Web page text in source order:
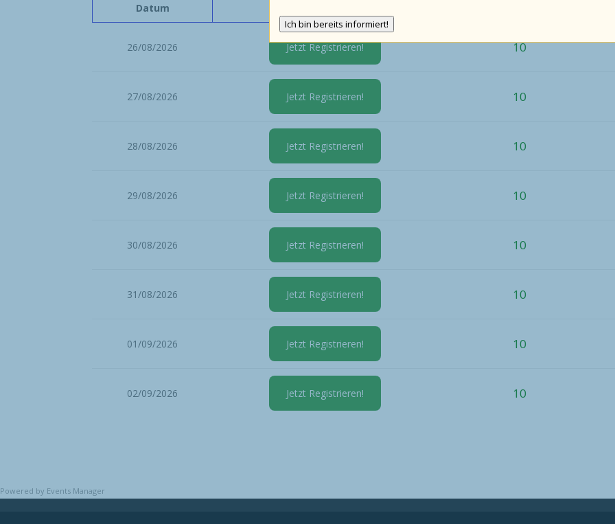
Ich bin bereits informiert!
Datum
26/08/2026 Jetzt Registrieren! 10
27/08/2026 Jetzt Registrieren! 10
28/08/2026 Jetzt Registrieren! 10
29/08/2026 Jetzt Registrieren! 10
30/08/2026 Jetzt Registrieren! 10
31/08/2026 Jetzt Registrieren! 10
01/09/2026 Jetzt Registrieren! 10
02/09/2026 Jetzt Registrieren! 10
Powered by Events Manager